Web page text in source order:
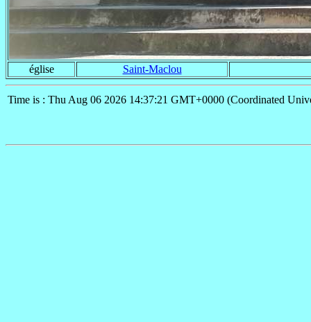
église Saint-Maclou
Time is : Thu Aug 06 2026 14:37:21 GMT+0000 (Coordinated